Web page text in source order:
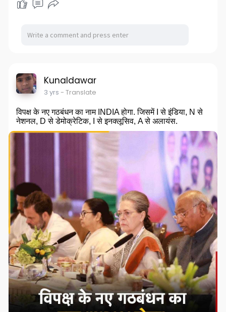
Kunaldawar
3 yrs - Translate
विपक्ष के नए गठबंधन का नाम INDIA होगा. जिसमें I से इंडिया, N से
नेशनल, D से डेमोक्रेटिक, I से इनक्लूसिव, A से अलायंस.